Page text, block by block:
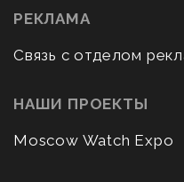
РЕКЛАМА
Связь с отделом
НАШИ ПРОЕКТЫ
Moscow Watch Expo